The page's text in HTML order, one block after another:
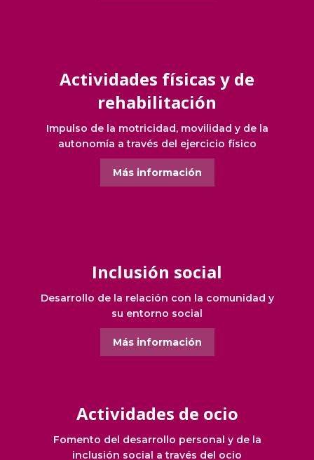
Actividades físicas y de
rehabilitación
Impulso de la motricidad, movilidad y de la
autonomía a través del ejercicio físico
Más información
Inclusión social
Desarrollo de la relación con la comunidad y
su entorno social
Más información
Actividades de ocio
Fomento del desarrollo personal y de la
inclusión social a través del ocio